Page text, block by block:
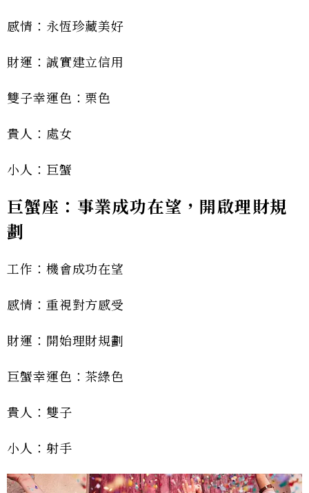
感情：永恆珍藏美好
財運：誠實建立信用
雙子幸運色：栗色
貴人：處女
小人：巨蟹
巨蟹座：事業成功在望，開啟理財規
劃
工作：機會成功在望
感情：重視對方感受
財運：開始理財規劃
巨蟹幸運色：茶綠色
貴人：雙子
小人：射手